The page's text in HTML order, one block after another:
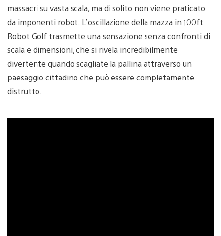
massacri su vasta scala, ma di solito non viene praticato
da imponenti robot. L’oscillazione della mazza in 100ft
Robot Golf trasmette una sensazione senza confronti di
scala e dimensioni, che si rivela incredibilmente
divertente quando scagliate la pallina attraverso un
paesaggio cittadino che può essere completamente
distrutto.